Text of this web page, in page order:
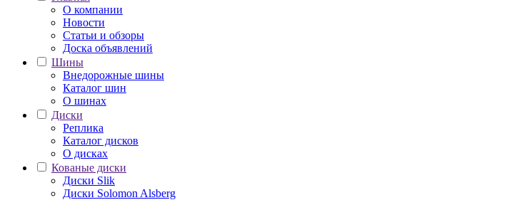
О компании
Новости
Статьи и обзоры
Доска объявлений
Шины
Внедорожные шины
Каталог шин
О шинах
Диски
Реплика
Каталог дисков
О дисках
Кованые диски
Диски Slik
Диски Solomon Alsberg